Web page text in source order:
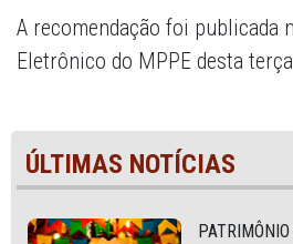
A recomendação foi publicada
Eletrônico do MPPE desta
ÚLTIMAS NOTÍCIAS